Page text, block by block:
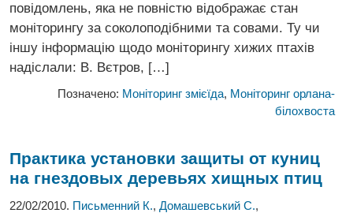
повідомлень, яка не повністю відображає стан
моніторингу за соколоподібними та совами. Ту чи
іншу інформацію щодо моніторингу хижих птахів
надіслали: В. Вєтров, […]
Позначено: Моніторинг змієїда, Моніторинг орлана-
білохвоста
Практика установки защиты от куниц
на гнездовых деревьях хищных птиц
22/02/2010. Письменний К., Домашевський С.,